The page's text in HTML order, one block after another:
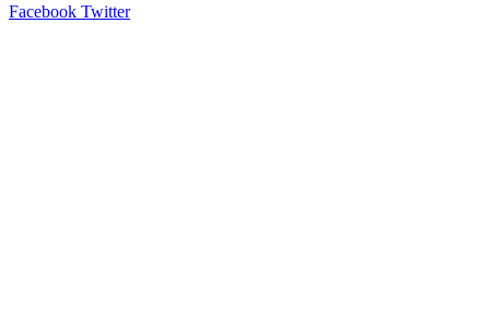
Facebook Twitter